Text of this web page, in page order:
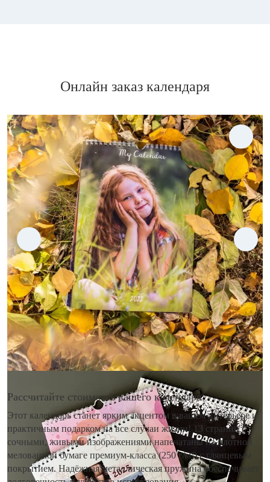
Онлайн заказ календаря
Рассчитайте стоимость вашего календаря
Этот календарь станет ярким акцентом в вашем интерьере и
практичным подарком на все случаи жизни! 13 страниц с
сочными, живыми изображениями напечатаны на плотной
мелованной бумаге премиум-класса (250 г/м²) с глянцевым
покрытием. Надёжная металлическая пружина обеспечивает